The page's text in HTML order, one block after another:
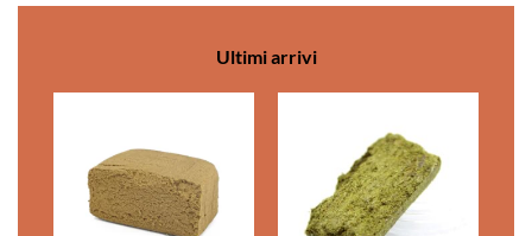
Ultimi arrivi